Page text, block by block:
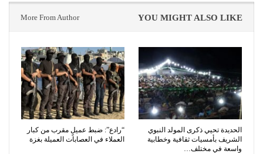
YOU MIGHT ALSO LIKE
More From Author
الحديدة تحيي ذكرى المولد النبوي
الشريف بأمسيات ثقافية وخطابية
واسعة في مختلف…
“رادع”: ضبط عميلٍ مقرب من كبار
العملاء في العصابات العميلة بغزة